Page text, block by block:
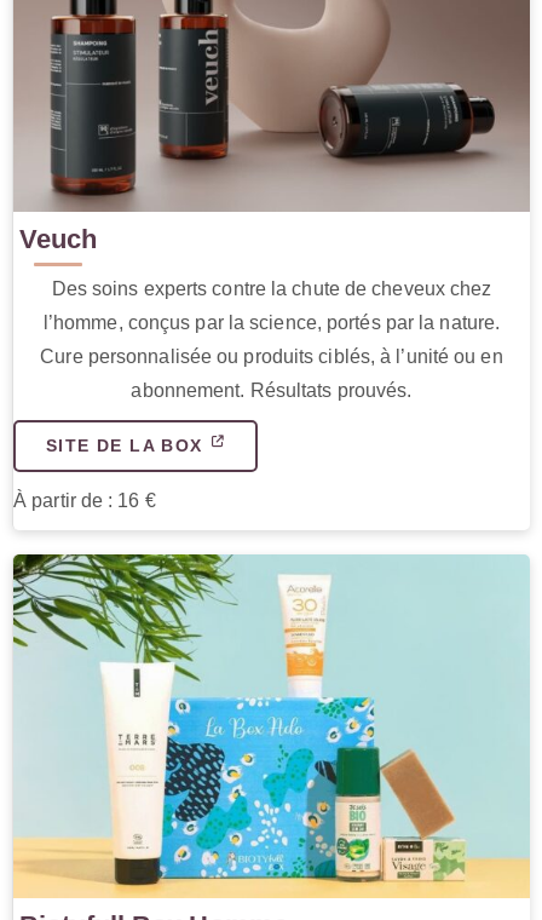
Veuch
Des soins experts contre la chute de cheveux chez
l’homme, conçus par la science, portés par la nature.
Cure personnalisée ou produits ciblés, à l’unité ou en
abonnement. Résultats prouvés.
SITE DE LA BOX
À partir de : 16 €